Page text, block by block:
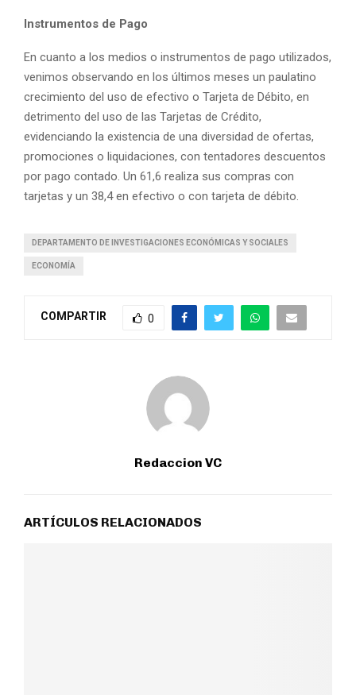
Instrumentos de Pago
En cuanto a los medios o instrumentos de pago utilizados,
venimos observando en los últimos meses un paulatino
crecimiento del uso de efectivo o Tarjeta de Débito, en
detrimento del uso de las Tarjetas de Crédito,
evidenciando la existencia de una diversidad de ofertas,
promociones o liquidaciones, con tentadores descuentos
por pago contado. Un 61,6 realiza sus compras con
tarjetas y un 38,4 en efectivo o con tarjeta de débito.
DEPARTAMENTO DE INVESTIGACIONES ECONÓMICAS Y SOCIALES
ECONOMÍA
COMPARTIR 0
Redaccion VC
ARTÍCULOS RELACIONADOS